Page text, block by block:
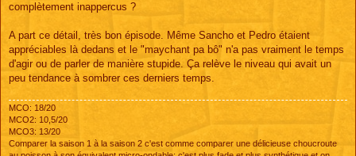
complètement inappercus ?
A part ce détail, très bon épisode. Même Sancho et Pedro étaient
appréciables là dedans et le "maychant pa bô" n'a pas vraiment le temps
d'agir ou de parler de manière stupide. Ça relève le niveau qui avait un
peu tendance à sombrer ces derniers temps.
MCO: 18/20
MCO2: 10,5/20
MCO3: 13/20
Comparer la saison 1 à la saison 2 c'est comme comparer une délicieuse choucroute